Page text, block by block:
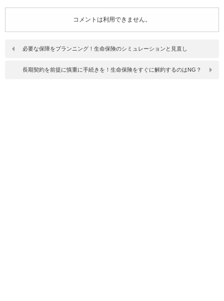
コメントは利用できません。
必要な保障をプランニング！生命保険のシミュレーションと見直し
長期契約を前提に慎重に手続きを！生命保険をすぐに解約するのはNG？